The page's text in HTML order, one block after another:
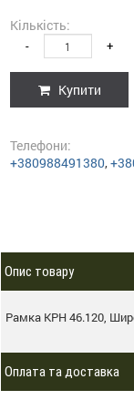
Кількість:
- +
Купити
Телефони:
+380988491380,
Опис товару
Рамка КРН 46.120,
Оплата та доставка